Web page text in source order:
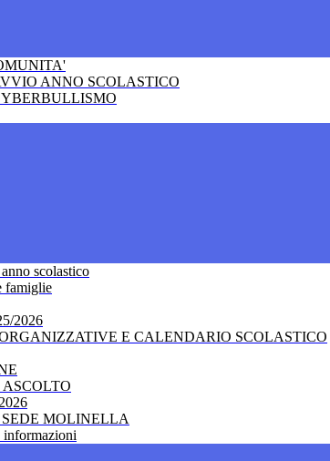
ANNO SCOLASTICO
scolastico
famiglie
2026
E CALENDARIO SCOLASTICO
MOLINELLA
informazioni